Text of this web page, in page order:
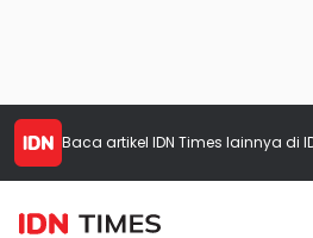
Baca artikel IDN Times lainnya di